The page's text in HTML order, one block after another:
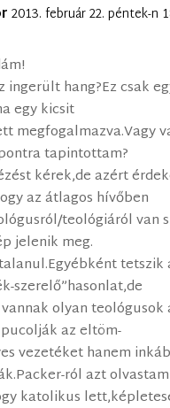
2013. február 22. péntek-n
ingerült hang?Ez csak
egy kicsit
megfogalmazva.Vagy
tapintottam?
kérek,de azért
az átlagos hívőben
teológiáról van
jelenik meg.
tetszik
szerelő”hasonlat,de
olyan teológusok
az eltöm-
vezetéket hanem
ról azt olvastam
katolikus